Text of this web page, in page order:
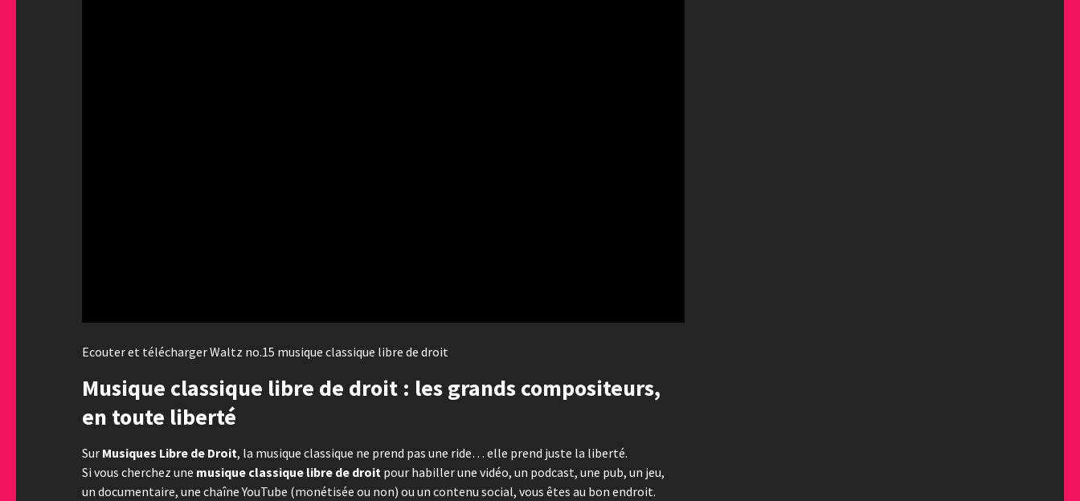
Ecouter et télécharger Waltz no.15 musique classique libre de droit
Musique classique libre de droit : les grands compositeurs,
en toute liberté
Sur Musiques Libre de Droit, la musique classique ne prend pas une ride… elle prend juste la liberté.
Si vous cherchez une musique classique libre de droit pour habiller une vidéo, un podcast, une pub, un jeu,
un documentaire, une chaîne YouTube (monétisée ou non) ou un contenu social, vous êtes au bon endroit.